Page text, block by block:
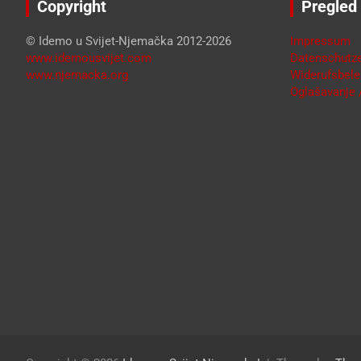
Copyright
© Idemo u Svijet-Njemačka 2012-2026
www.idemousvijet.com
www.njemacka.org
Pregled
Impressum